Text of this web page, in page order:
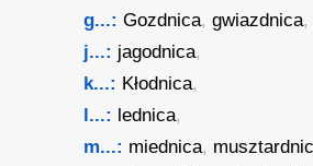
g...: Gozdnica,gwiazdnica,
j...: jagodnica,
k...: Kłodnica,
l...: lednica,
m...: miednica,